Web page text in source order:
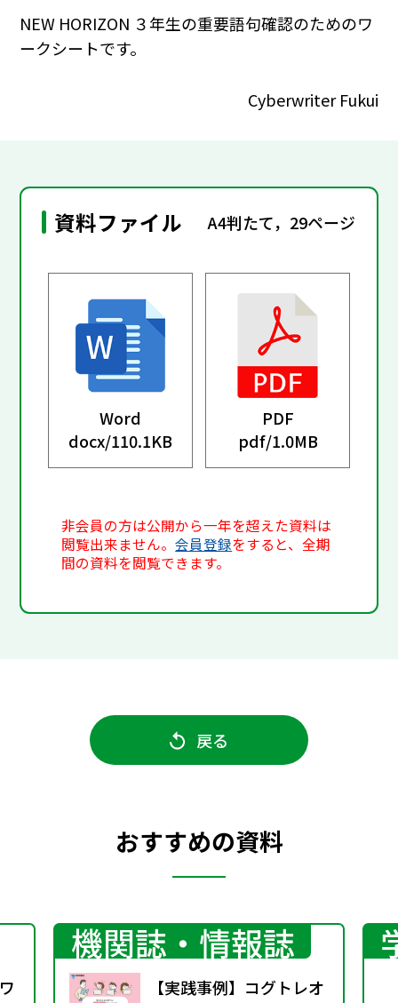
NEW HORIZON ３年生の重要語句確認のためのワ
ークシートです。
Cyberwriter Fukui
資料ファイル A4判たて，29ページ
Word
docx/110.1KB
PDF
pdf/1.0MB
非会員の方は公開から一年を超えた資料は
閲覧出来ません。会員登録をすると、全期
間の資料を閲覧できます。
戻る
おすすめの資料
機関誌・情報誌
【実践事例】コグトレオ